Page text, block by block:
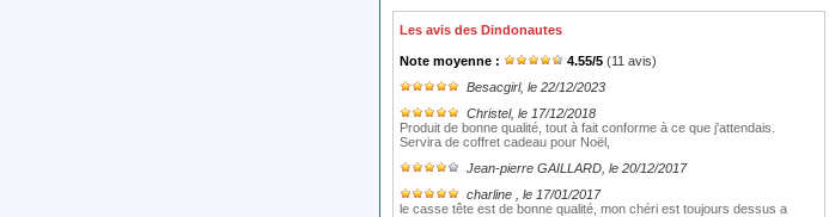
Les avis des Dindonautes
Note moyenne : 4.55/5 (11 avis)
Besacgirl, le 22/12/2023
Christel, le 17/12/2018
Produit de bonne qualité, tout à fait conforme à ce que j'attendais.
Servira de coffret cadeau pour Noël,
Jean-pierre GAILLARD , le 20/12/2017
charline
, le 17/01/2017
le casse tête est de bonne qualité, mon chéri est toujours dessus a